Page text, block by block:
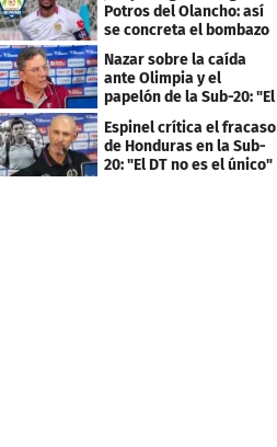
Potros del Olancho: así
se concreta el bombazo
del mercado
Nazar sobre la caída
ante Olimpia y el
papelón de la Sub-20: "El
mismo error"
Espinel crítica el fracaso
de Honduras en la Sub-
20: "El DT no es el único"